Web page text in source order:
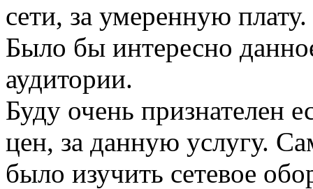
сети, за умеренную плату.
Было бы интересно
аудитории.
Буду очень признателен
цен, за данную услугу.
было изучить сетевое